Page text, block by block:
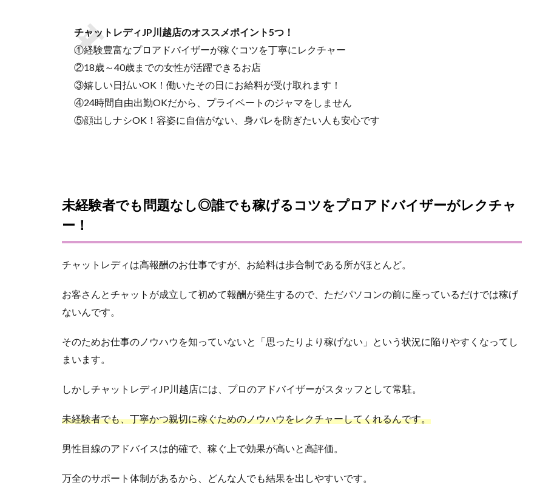
チャットレディJP川越店のオススメポイント5つ！
①経験豊富なプロアドバイザーが稼ぐコツを丁寧にレクチャー
②18歳～40歳までの女性が活躍できるお店
③嬉しい日払いOK！働いたその日にお給料が受け取れます！
④24時間自由出勤OKだから、プライベートのジャマをしません
⑤顔出しナシOK！容姿に自信がない、身バレを防ぎたい人も安心です
未経験者でも問題なし◎誰でも稼げるコツをプロアドバイザーがレクチャ
ー！
チャットレディは高報酬のお仕事ですが、お給料は歩合制である所がほとんど。
お客さんとチャットが成立して初めて報酬が発生するので、ただパソコンの前に座っているだけでは稼げ
ないんです。
そのためお仕事のノウハウを知っていないと「思ったりより稼げない」という状況に陥りやすくなってし
まいます。
しかしチャットレディJP川越店には、プロのアドバイザーがスタッフとして常駐。
未経験者でも、丁寧かつ親切に稼ぐためのノウハウをレクチャーしてくれるんです。
男性目線のアドバイスは的確で、稼ぐ上で効果が高いと高評価。
万全のサポート体制があるから、どんな人でも結果を出しやすいです。